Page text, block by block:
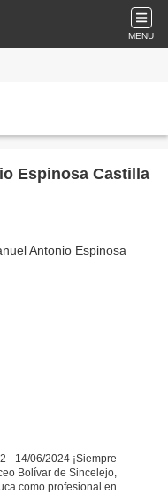
MENU
Espinosa Castilla
- 14/06/2024 ¡Siempre
Bolívar de Sincelejo,
como profesional en